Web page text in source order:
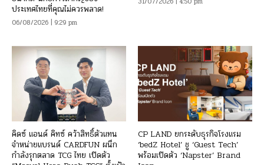
ประเทศไทยที่คุณไม่ควรพลาด!
06/08/2026 | 9:29 pm
คิดซ์ แอนด์ คิทซ์ คว้าสิทธิ์ตัวแทน
จำหน่ายแบรนด์ CARDFUN ผนึก
กำลังรุกตลาด TCG ไทย เปิดตัว
CP LAND ยกระดับธุรกิจโรงแรม
‘bedZ Hotel’ ชู ‘Guest Tech’
พร้อมเปิดตัว ‘Napster’ Brand